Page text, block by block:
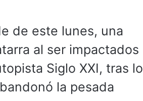
de este lunes, una
al ser impactados
Siglo XXI, tras lo
la pesada